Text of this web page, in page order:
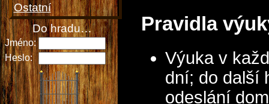
Pravidla
Výuka v
dní; do další
odeslání
Ostatní
Do hradu…
Jméno:
Heslo: